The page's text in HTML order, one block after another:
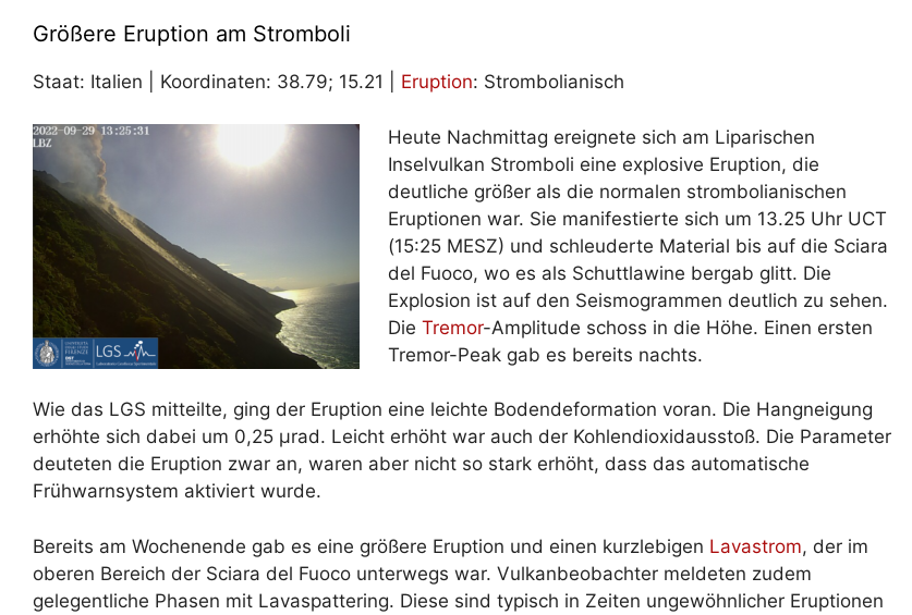
Größere Eruption am Stromboli
Staat: Italien | Koordinaten: 38.79; 15.21 | Eruption: Strombolianisch
Heute Nachmittag ereignete sich am Liparischen
Inselvulkan Stromboli eine explosive Eruption, die
deutliche größer als die normalen strombolianischen
Eruptionen war. Sie manifestierte sich um 13.25 Uhr UCT
(15:25 MESZ) und schleuderte Material bis auf die Sciara
del Fuoco, wo es als Schuttlawine bergab glitt. Die
Explosion ist auf den Seismogrammen deutlich zu sehen.
Die Tremor-Amplitude schoss in die Höhe. Einen ersten
Tremor-Peak gab es bereits nachts.
Wie das LGS mitteilte, ging der Eruption eine leichte Bodendeformation voran. Die Hangneigung
erhöhte sich dabei um 0,25 µrad. Leicht erhöht war auch der Kohlendioxidausstoß. Die Parameter
deuteten die Eruption zwar an, waren aber nicht so stark erhöht, dass das automatische
Frühwarnsystem aktiviert wurde.
Bereits am Wochenende gab es eine größere Eruption und einen kurzlebigen Lavastrom, der im
oberen Bereich der Sciara del Fuoco unterwegs war. Vulkanbeobachter meldeten zudem
gelegentliche Phasen mit Lavaspattering. Diese sind typisch in Zeiten ungewöhnlicher Eruptionen